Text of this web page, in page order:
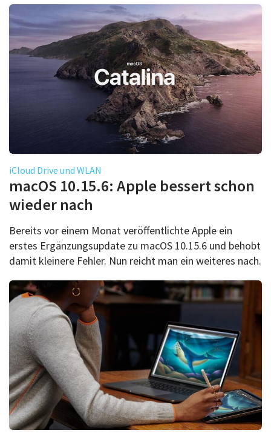
iCloud Drive und WLAN
macOS 10.15.6: Apple bessert schon
wieder nach
Bereits vor einem Monat veröffentlichte Apple ein
erstes Ergänzungsupdate zu macOS 10.15.6 und behobt
damit kleinere Fehler. Nun reicht man ein weiteres nach.